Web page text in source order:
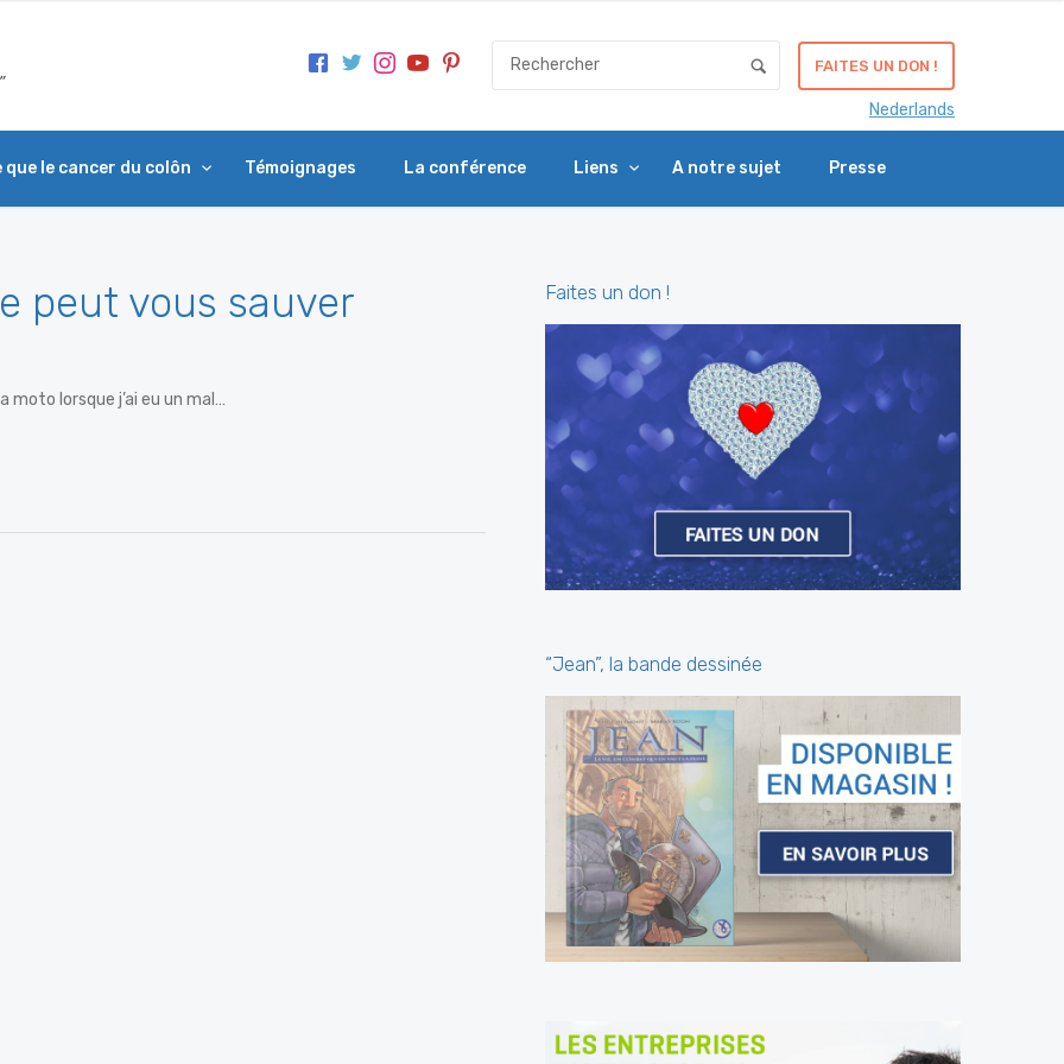
FAITES UN DON !
Nederlands
que le cancer du colôn Témoignages La conférence Liens A notre sujet Presse
peut vous sauver
moto lorsque j’ai eu un mal…
Faites un don !
“Jean”, la bande dessinée